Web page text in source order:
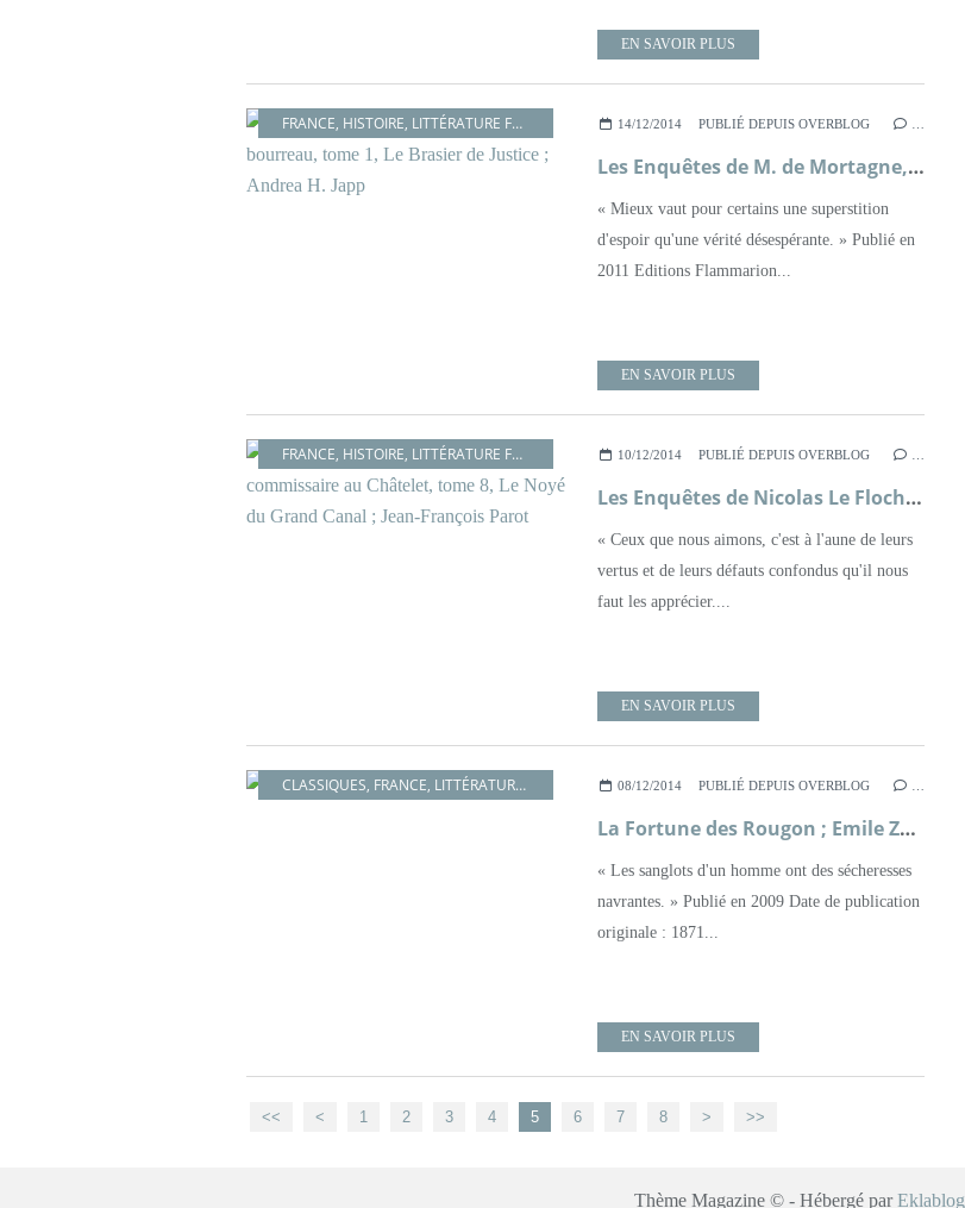
EN SAVOIR PLUS
FRANCE, HISTOIRE, LITTÉRATURE FRANÇAISE MOYEN ÂGE,POLICIER,ROMAN
14/12/2014 PUBLIÉ DEPUIS OVERBLOG
Les Enquêtes de M. de Mortagne, bourreau, tome 1, Le Brasier de Justice ; Andrea H. Japp
« Mieux vaut pour certains une superstition
d'espoir qu'une vérité désespérante. » Publié en
2011 Editions Flammarion...
EN SAVOIR PLUS
FRANCE, HISTOIRE, LITTÉRATURE FRANÇAISE POLICIER,ROMAN,XVIIIÈME SIÈCLE
10/12/2014 PUBLIÉ DEPUIS OVERBLOG
Les Enquêtes de Nicolas Le Floch, commissaire au Châtelet, tome 8, Le Noyé du Grand Canal ; Jean-François Parot
« Ceux que nous aimons, c'est à l'aune de leurs
vertus et de leurs défauts confondus qu'il nous
faut les apprécier....
EN SAVOIR PLUS
CLASSIQUES, FRANCE, LITTÉRATURE FRANÇAISE ,ROMAN,ROUGON-MACQUART,XIXÈME SIÈCLE
08/12/2014 PUBLIÉ DEPUIS OVERBLOG
La Fortune des Rougon ; Emile Zola
« Les sanglots d'un homme ont des sécheresses
navrantes. » Publié en 2009 Date de publication
originale : 1871...
EN SAVOIR PLUS
<< < 1 2 3 4 5 6 7 8 > >>
Thème Magazine © - Hébergé parEklablog